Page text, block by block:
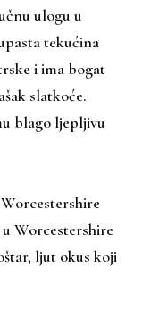
ulogu u
tekućina
i ima bogat
slatkoće.
blago ljepljivu
Worcestershire
ljut okus koji